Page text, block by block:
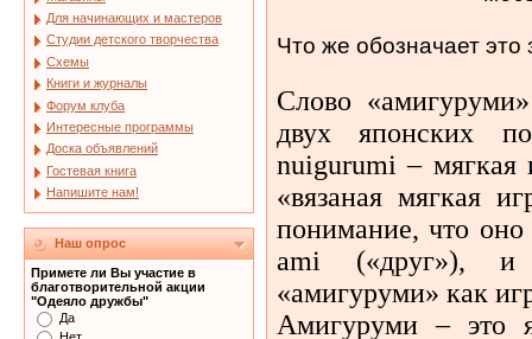
Для начинающих и мастеров
Студии детского творчества
Схемы
Книги и журналы
Форум клуба
Интересные программы
Доска объявлений
Гостевая книга
Напишите нам!
Наш опрос
Примете ли Вы участие в
благотворительной акции
"Одеяло дружбы"
Да
Что же обозначает
Слово
двух японских
nuigurumi – мягкая
«вязаная мягкая
понимание, что оно
ami («друг»), и
«амигуруми» как
Амигуруми – это